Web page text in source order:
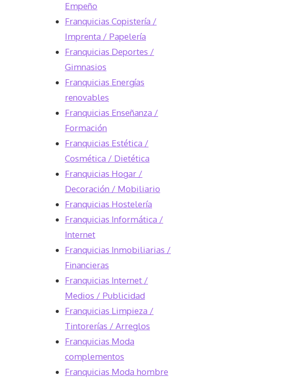
Empeño
Franquicias Copistería /
Imprenta / Papelería
Franquicias Deportes /
Gimnasios
Franquicias Energías
renovables
Franquicias Enseñanza /
Formación
Franquicias Estética /
Cosmética / Dietética
Franquicias Hogar /
Decoración / Mobiliario
Franquicias Hostelería
Franquicias Informática /
Internet
Franquicias Inmobiliarias /
Financieras
Franquicias Internet /
Medios / Publicidad
Franquicias Limpieza /
Tintorerías / Arreglos
Franquicias Moda
complementos
Franquicias Moda hombre